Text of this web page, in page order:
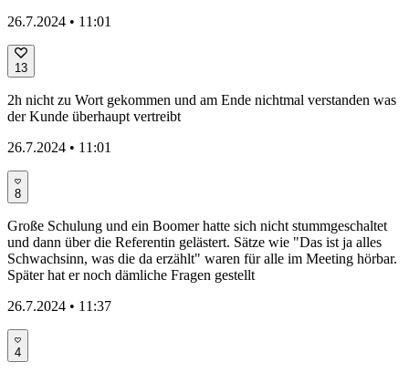
26.7.2024 • 11:01
13
2h nicht zu Wort gekommen und am Ende nichtmal verstanden was
der Kunde überhaupt vertreibt
26.7.2024 • 11:01
8
Große Schulung und ein Boomer hatte sich nicht stummgeschaltet
und dann über die Referentin gelästert. Sätze wie "Das ist ja alles
Schwachsinn, was die da erzählt" waren für alle im Meeting hörbar.
Später hat er noch dämliche Fragen gestellt
26.7.2024 • 11:37
4